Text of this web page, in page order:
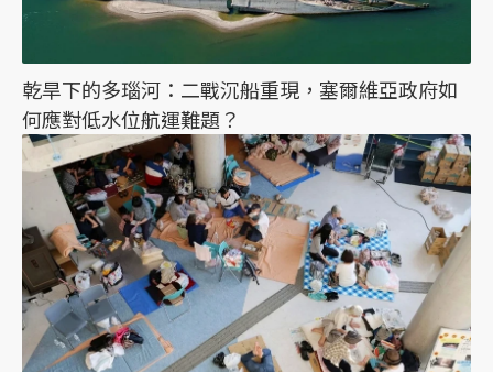
乾旱下的多瑙河：二戰沉船重現，塞爾維亞政府如
何應對低水位航運難題？